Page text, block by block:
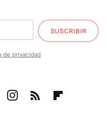
SUSCRIBIR
de privacidad